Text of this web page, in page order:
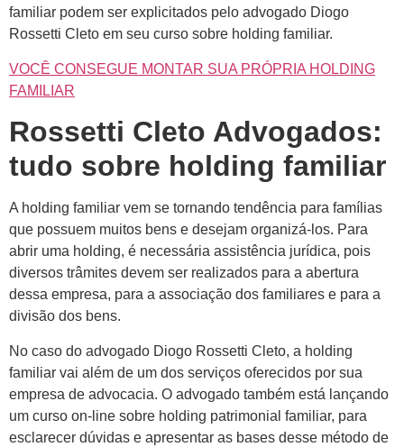
familiar podem ser explicitados pelo advogado Diogo
Rossetti Cleto em seu curso sobre holding familiar.
VOCÊ CONSEGUE MONTAR SUA PRÓPRIA HOLDING
FAMILIAR
Rossetti Cleto Advogados:
tudo sobre holding familiar
A holding familiar vem se tornando tendência para famílias
que possuem muitos bens e desejam organizá-los. Para
abrir uma holding, é necessária assistência jurídica, pois
diversos trâmites devem ser realizados para a abertura
dessa empresa, para a associação dos familiares e para a
divisão dos bens.
No caso do advogado Diogo Rossetti Cleto, a holding
familiar vai além de um dos serviços oferecidos por sua
empresa de advocacia. O advogado também está lançando
um curso on-line sobre holding patrimonial familiar, para
esclarecer dúvidas e apresentar as bases desse método de